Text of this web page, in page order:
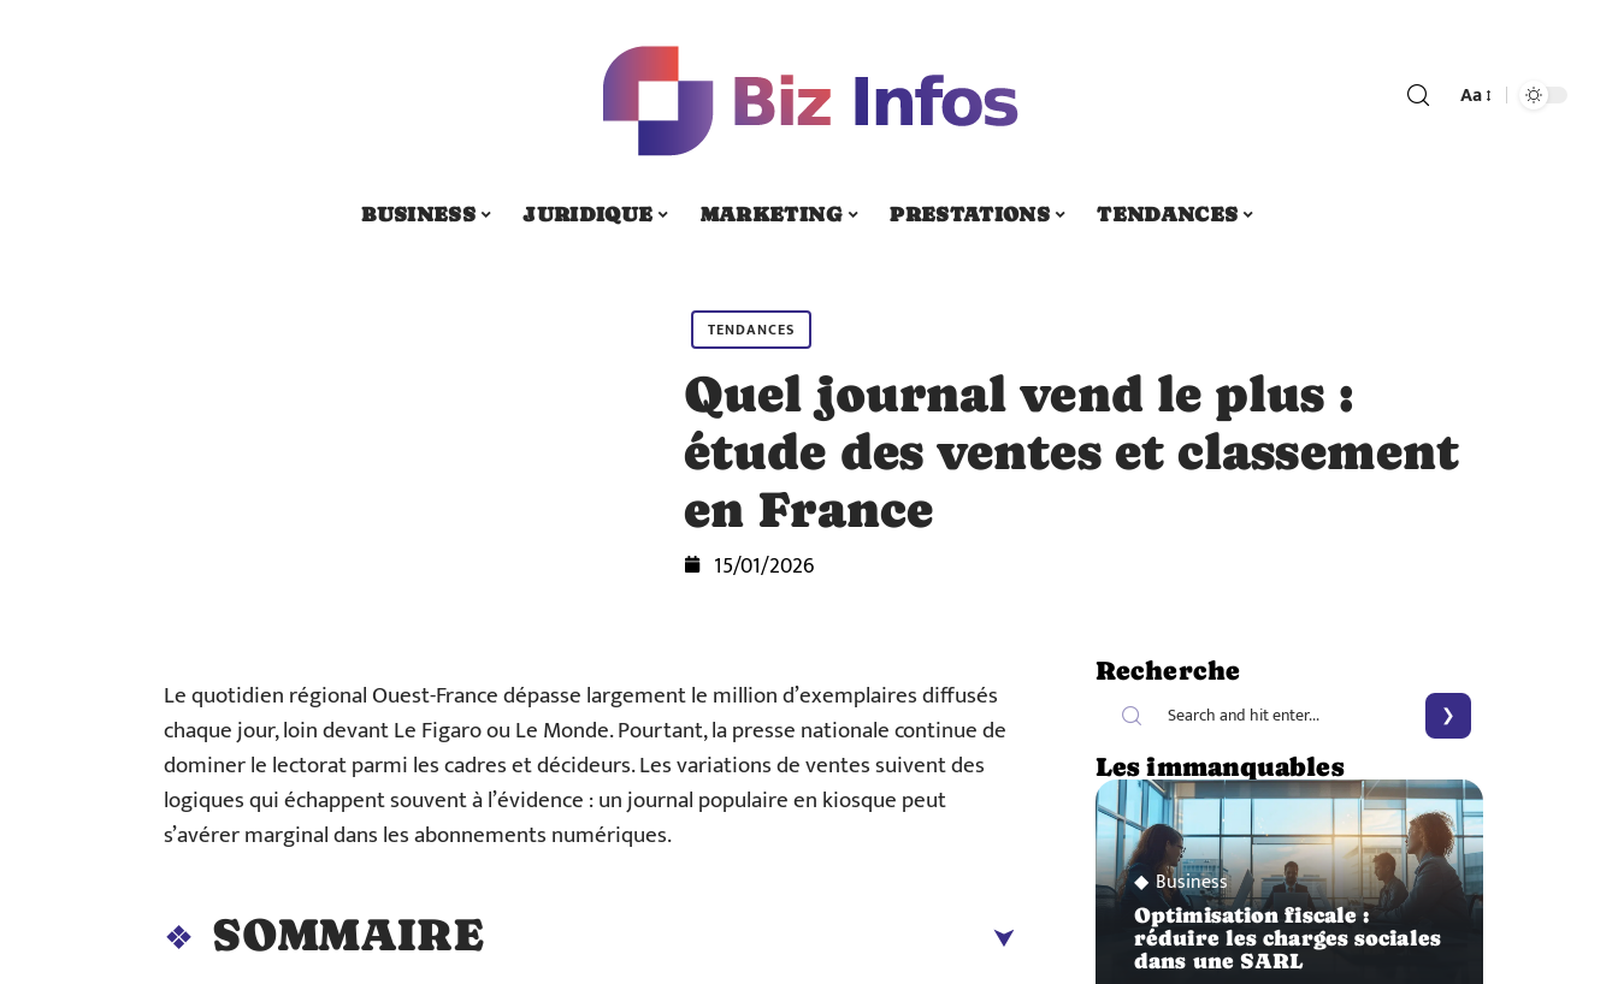
Aa
BUSINESS JURIDIQUE MARKETING PRESTATIONS TENDANCES
TENDANCES
Quel journal vend le plus :
étude des ventes et classement
en France
15/01/2026
Le quotidien régional Ouest-France dépasse largement le million d’exemplaires diffusés
chaque jour, loin devant Le Figaro ou Le Monde. Pourtant, la presse nationale continue de
dominer le lectorat parmi les cadres et décideurs. Les variations de ventes suivent des
logiques qui échappent souvent à l’évidence : un journal populaire en kiosque peut
s’avérer marginal dans les abonnements numériques.
SOMMAIRE
Recherche
Les immanquables
Business
Optimisation fiscale :
réduire les charges sociales
dans une SARL